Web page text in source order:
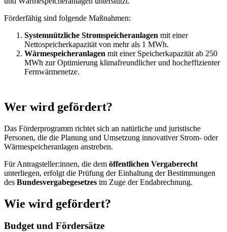
Förderfähig sind folgende Maßnahmen:
Systemnützliche Stromspeicheranlagen mit einer
Nettospeicherkapazität von mehr als 1 MWh.
Wärmespeicheranlagen mit einer Speicherkapazität ab 250
MWh zur Optimierung klimafreundlicher und hocheffizienter
Fernwärmenetze.
Wer wird gefördert?
Das Förderprogramm richtet sich an natürliche und juristische
Personen, die die Planung und Umsetzung innovativer Strom- oder
Wärmespeicheranlagen anstreben.
Für Antragsteller:innen, die dem öffentlichen Vergaberecht
unterliegen, erfolgt die Prüfung der Einhaltung der Bestimmungen
des Bundesvergabegesetzes im Zuge der Endabrechnung.
Wie wird gefördert?
Budget und Fördersätze